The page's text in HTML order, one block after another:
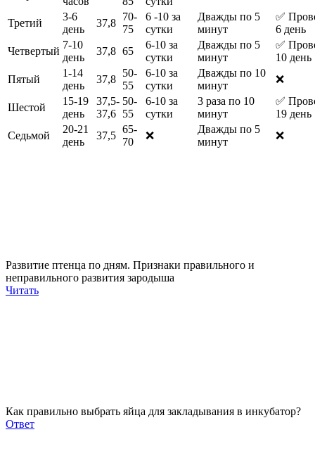
Третий
3-6
день
37,8
70-
75
6 -10 за
сутки
Дважды по 5
минут
✅
6 день
Четвертый
7-10
день
37,8 65
6-10 за
сутки
Дважды по 5
минут
✅
10 день
Пятый
1-14
день
37,8
50-
55
6-10 за
сутки
Дважды по 10
минут
❌
Шестой
15-19
день
37,5-
37,6
50-
55
6-10 за
сутки
3 раза по 10
минут
✅
19 день
Седьмой
20-21
день
37,5
65-
70
❌
Дважды по 5
минут
❌
Развитие птенца по дням. Признаки правильного и
неправильного развития зародыша
Читать
Как правильно выбрать яйца для закладывания в инкубатор?
Ответ